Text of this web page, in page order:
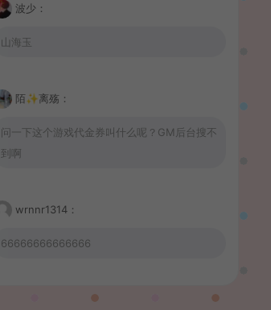
波少：
山海玉
陌✨离殇：
问一下这个游戏代金券叫什么呢？GM后台搜不
到啊
wrnnr1314：
66666666666666